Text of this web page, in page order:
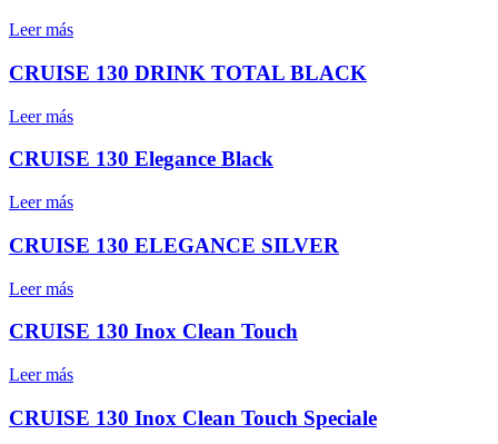
Leer más
CRUISE 130 DRINK TOTAL BLACK
Leer más
CRUISE 130 Elegance Black
Leer más
CRUISE 130 ELEGANCE SILVER
Leer más
CRUISE 130 Inox Clean Touch
Leer más
CRUISE 130 Inox Clean Touch Speciale